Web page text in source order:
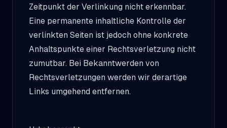
Zeitpunkt der Verlinkung nicht erkennbar.
Eine permanente inhaltliche Kontrolle der
verlinkten Seiten ist jedoch ohne konkrete
Anhaltspunkte einer Rechtsverletzung nicht
zumutbar. Bei Bekanntwerden von
Rechtsverletzungen werden wir derartige
Links umgehend entfernen.